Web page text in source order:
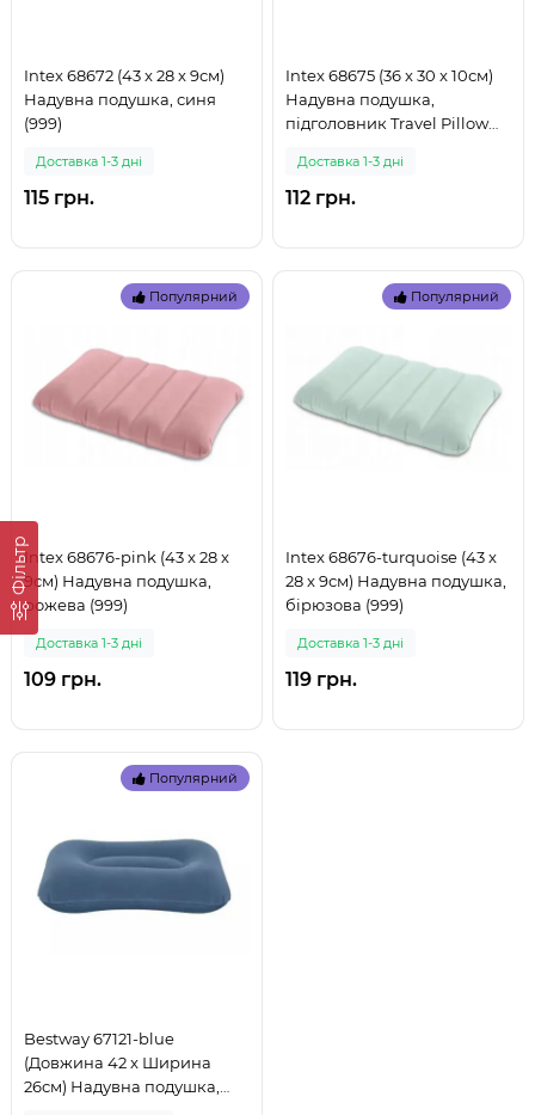
Фільтр
Intex 68672 (43 x 28 x 9см)
Надувна подушка, синя
(999)
Доставка 1-3 дні
115 грн.
Intex 68675 (36 x 30 x 10см)
Надувна подушка,
підголовник Travel Pillow
Доставка 1-3 дні
112 грн.
Популярний
Intex 68676-pink (43 x 28 x
9см) Надувна подушка,
рожева (999)
Доставка 1-3 дні
109 грн.
Популярний
Intex 68676-turquoise (43 x
28 x 9см) Надувна подушка,
бірюзова (999)
Доставка 1-3 дні
119 грн.
Популярний
Bestway 67121-blue
(Довжина 42 x Ширина
26см) Надувна подушка,